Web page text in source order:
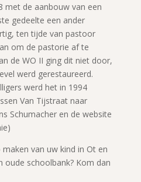
met de aanbouw van een
gedeelte een ander
ten tijde van pastoor
om de pastorie af te
de WO II ging dit niet door,
werd gerestaureerd.
werd het in 1994
Van Tijstraat naar
Schumacher en de website
van uw kind in Ot en
oude schoolbank? Kom dan